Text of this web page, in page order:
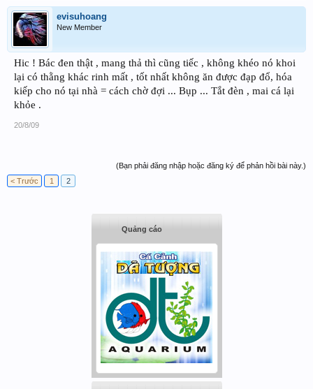
evisuhoang
New Member
Hic ! Bác đen thật , mang thả thì cũng tiếc , không khéo nó khoi
lại có thằng khác rinh mất , tốt nhất không ăn được đạp đổ, hóa
kiếp cho nó tại nhà = cách chờ đợi ... Bụp ... Tắt đèn , mai cá lại
khỏe .
20/8/09
(Bạn phải đăng nhập hoặc đăng ký để phản hồi bài này.)
< Trước
1 2
Quảng cáo